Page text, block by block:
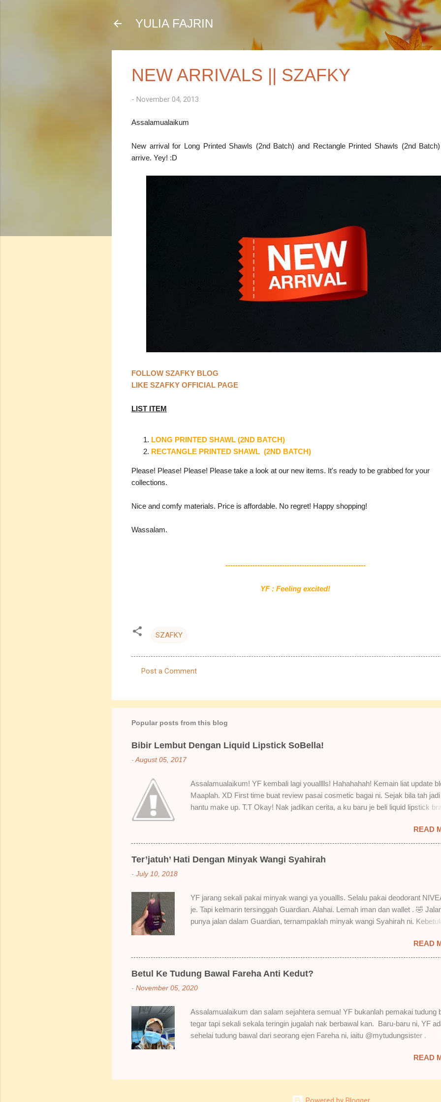
Skip to main content
YULIA FAJRIN
NEW ARRIVALS || SZAFKY
- November 04, 2013
Assalamualaikum
New arrival for Long Printed Shawls (2nd Batch) and Rectangle Printed Shawls (2nd
arrive. Yey! :D
FOLLOW SZAFKY BLOG
LIKE SZAFKY OFFICIAL PAGE
LIST ITEM
LONG PRINTED SHAWL (2ND BATCH)
RECTANGLE PRINTED SHAWL (2ND BATCH)
Please! Please! Please! Please take a look at our new items. It's ready to be grabbed for your
collections.
Nice and comfy materials. Price is affordable. No regret! Happy shopping!
Wassalam.
---------------------------------------------------------
YF : Feeling excited!
SZAFKY
m
m
n
t
Post a Comment
Popular posts from this blog
Bibir Lembut Dengan Liquid Lipstick SoBella!
-August 05, 2017
Assalamualaikum! YF kembali lagi youalllls! Hahahahah! Kemain liat update
Maaplah. XD First time buat review pasai cosmetic bagai ni. Sejak bila tah jadi
hantu make up. T.T Okay! Nak jadikan cerita, a ku baru je beli liquid lipstick
Rose Makmur Setelah dicuba dengan pelbagai cara, aku jumpa beberapa
kenapa aku suka liquid lipstick ni dan kenapa aku tak berapa suka juga. Tapi
suka gila! Yang part tak suka tu boleh adjust. Don't worry! Aku start dengan
elok dulu lah ek! Pros 1) OMG! Ringan gila tekstur dia bila dah kering. Serious!
Sikit sangat. Tapi tak tahu lah kalau dah minum bergelas-gelas dan makan
berpinggan-pinggan. 4) Senang nak cuci. Tak perl...
READ
Ter’jatuh’ Hati Dengan Minyak Wangi Syahirah
- July 10, 2018
YF jarang sekali pakai minyak wangi ya youallls. Selalu pakai deodorant
je. Tapi kelmarin tersinggah Guardian. Alahai. Lemah iman dan wallet . 🤣
punya jalan dalam Guardian, ternampaklah minyak wangi Syahirah ni.
Dah lama tak pakai perfume , ambil lah satu yang warna keunguan ni dengan
redhanya sebab tak tahu lah wangian dia tu tahan lama ke tak. Warna ungu ni
namanya Magnifique ya anak-anak semua. Bau sweet-sweet gitu. Lembut je.
Bertambah plak dengan hasutan adik perempuan. Zassss rembat satu
hakak dia yang bayorrr. 😭 Lepas tu, YF pakailah pergi kerja. So aktiviti tak
bau dia still ada lagi. Wehuuu. YF suka gila kot! Hahahaha! Bukan apa. Kita
naklah bau diri sendiri masam macam bau budak sekolah balik rumah kan.
Hahahaha. Tapi bau dia memang maintain . Walaupun tak sepekat awa...
READ
Betul Ke Tudung Bawal Fareha Anti Kedut?
- November 05, 2020
Assalamualaikum dan salam sejahtera semua! YF bukanlah pemakai tudung
tegar tapi sekali sekala teringin jugalah nak berbawal kan. Baru-baru ni, YF
sehelai tudung bawal dari seorang ejen Fareha ni, iaitu @mytudungsister .
sampai dah. Siap ada bagi satu free brooch lagi. Ya Allah. YF terlupa YF tak
berbawal kan. Thank you @mytudungsister ! Okay! YF beli Tudung Bawal Anti
READ